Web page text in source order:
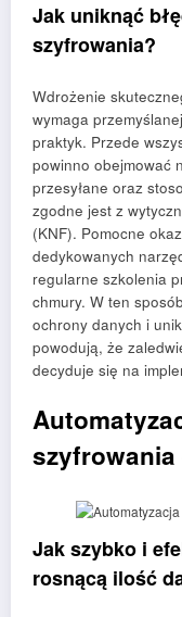
Jak uniknąć
szyfrowania?
Wdrożenie
wymaga
praktyk. Przede
powinno obejmować
przesyłane oraz
zgodne jest z
(KNF). Pomocne
dedykowanych
regularne szkolenia
chmury. W ten
ochrony danych i
powodują, że
decyduje się na
Jak szybko i
rosnącą ilość